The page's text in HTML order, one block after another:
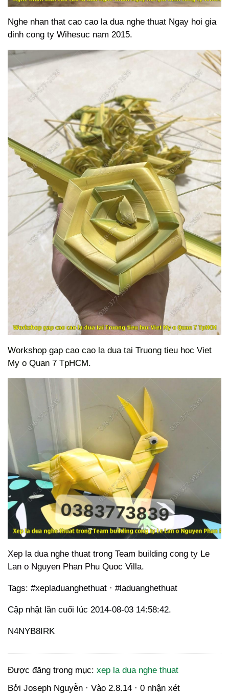
Nghe nhan that cao cao la dua nghe thuat Ngay hoi gia
dinh cong ty Wihesuc nam 2015.
Workshop gap cao cao la dua tai Truong tieu hoc Viet
My o Quan 7 TpHCM.
Xep la dua nghe thuat trong Team building cong ty Le
Lan o Nguyen Phan Phu Quoc Villa.
Tags: #xepladuanghethuat · #laduanghethuat
Cập nhật lần cuối lúc 2014-08-03 14:58:42.
N4NYB8IRK
Được đăng trong mục: xep la dua nghe thuat
Bởi Joseph Nguyễn · Vào 2.8.14 · 0 nhận xét